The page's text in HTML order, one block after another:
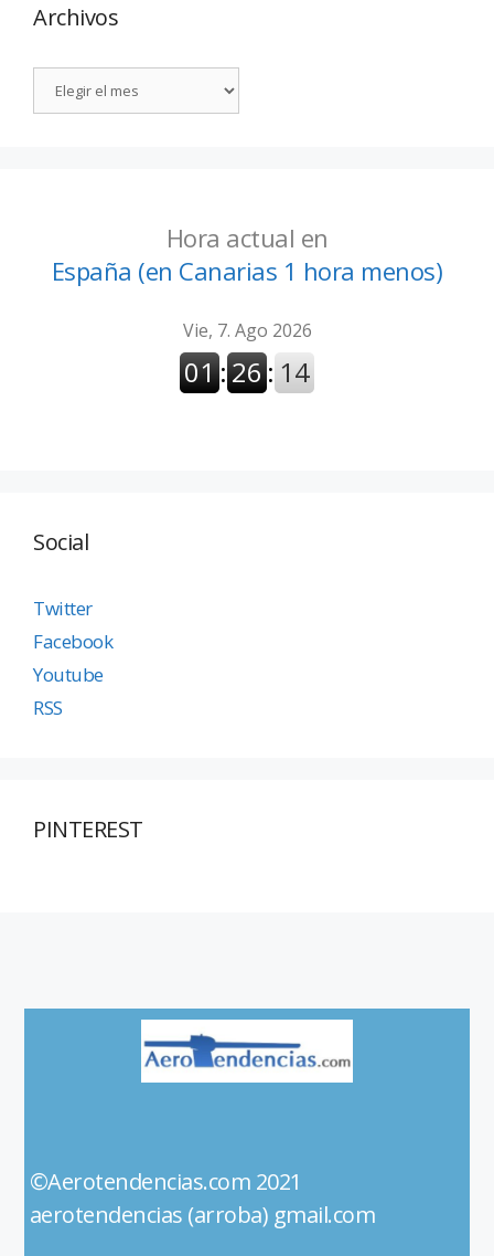
Archivos
Hora actual en
España (en Canarias 1 hora menos)
Social
Twitter
Facebook
Youtube
RSS
PINTEREST
©Aerotendencias.com 2021
aerotendencias (arroba) gmail.com